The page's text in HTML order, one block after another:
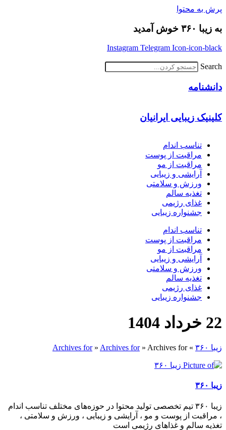
پرش به محتوا
به زیبا ۳۶۰ خوش آمدید
Instagram Telegram Icon-icon-black
Search
دانشنامه
کلینیک زیبایی ایرانیان
تناسب اندام
مراقبت از پوست
مراقبت از مو
آرایشی و زیبایی
ورزش و سلامتی
تغذیه سالم
غذای رژیمی
جشنواره زیبایی
تناسب اندام
مراقبت از پوست
مراقبت از مو
آرایشی و زیبایی
ورزش و سلامتی
تغذیه سالم
غذای رژیمی
جشنواره زیبایی
22 خرداد 1404
زیبا ۳۶۰ »
Archives for» Archives for» Archives for
زیبا ۳۶۰
زیبا ۳۶۰ تیم تخصصی تولید محتوا در حوزه‌های مختلف تناسب اندام
، مراقبت از پوست و مو ، آرایشی و زیبایی ، ورزش و سلامتی ،
تغذیه سالم و غذاهای رژیمی است